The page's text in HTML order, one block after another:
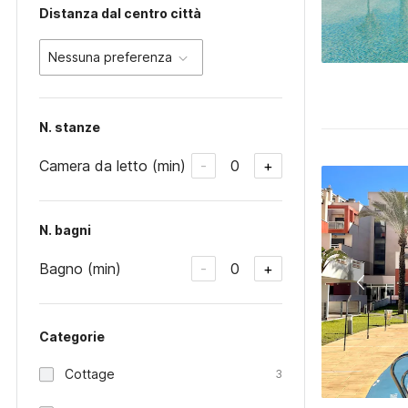
Distanza dal centro città
Nessuna preferenza
N. stanze
Camera da letto (min) - 0 +
N. bagni
Bagno (min) - 0 +
Categorie
Cottage 3